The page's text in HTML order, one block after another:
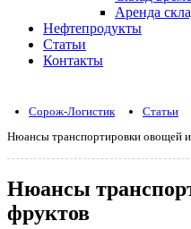
Аренда
Нефтепродукты
Статьи
Контакты
Сорож-Логистик / Статьи
Нюансы транспортировки овощей
Нюансы
фруктов